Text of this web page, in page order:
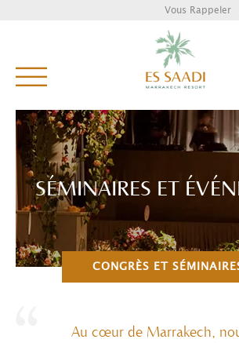
Tapez et appuyez sur entrée pour
Vous Rappeler
SÉMINAIRES ET
CONGRÈS ET
Au cœur de Marrakech,